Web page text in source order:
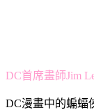
DC首席畫師Jim
DC漫畫中的蝙蝠